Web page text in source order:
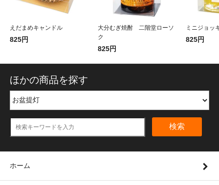
えだまめキャンドル
825円
大分むぎ焼酎 二階堂ローソ
ク
825円
ミニジョッ
825円
ほかの商品を探す
検索
ホーム